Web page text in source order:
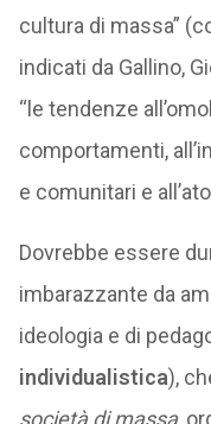
cultura di massa”
indicati da Gallino,
“le tendenze
comportamenti,
e comunitari e
Dovrebbe essere
imbarazzante da
ideologia e di
individualistica),
società di massa,